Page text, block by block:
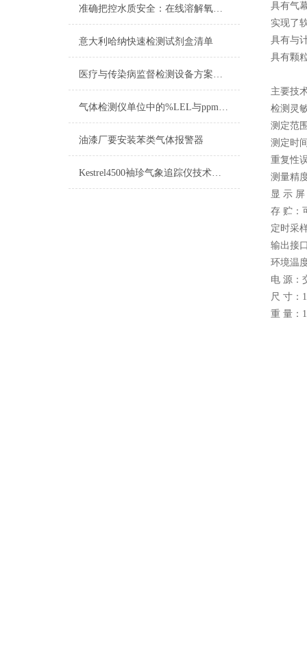
准确把控水质安全：在线溶解氧测定仪助力环保监测
意大利哈纳快速检测试剂盒清单
医疗与传染病监督检测设备方案（二）
气体检测仪单位中的%LEL与ppm的区别
油漆厂要安装苯类气体报警器
Kestrel4500袖珍气象追踪仪技术参数及测量项目
具有气
实现了
具有与
具有颗
主要技
检测灵
测定范
测定时
重复性
测量精
显 示
存 贮：
定时采
输出接
环境温
电 源：
尺 寸：
重 量：